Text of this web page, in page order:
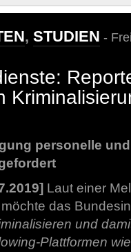
, STUDIEN -
personelle
Laut einer
möchte das
und
Plattformen